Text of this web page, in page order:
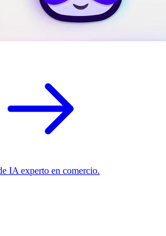
IA experto en comercio.